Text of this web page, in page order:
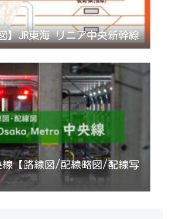
】JR東海 リニア中央新幹線
線【路線図/配線略図/配線写